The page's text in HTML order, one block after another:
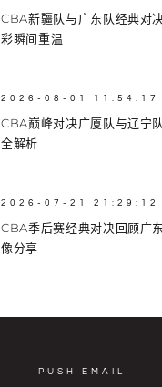
CBA新疆队与广东队经典对
彩瞬间重温
2026-08-01 11:54:17
CBA巅峰对决广厦队与辽宁
全解析
2026-07-21 21:29:12
CBA季后赛经典对决回顾广
像分享
PUSH EMAIL